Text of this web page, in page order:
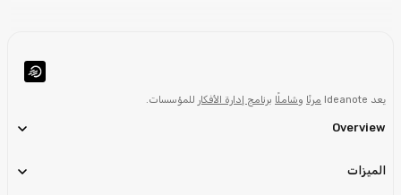
يعد Ideanote مرنًا وشاملًا برنامج إدارة الأفكار للمؤسسات.
Overview
الميزات